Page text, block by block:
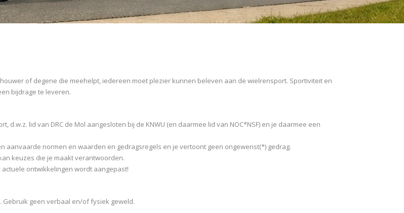
of degene die meehelpt, iedereen moet plezier kunnen beleven aan de wielrensport. Sportiviteit en
bijdrage te leveren.
lid van DRC de Mol aangesloten bij de KNWU (en daarmee lid van NOC*NSF) en je daarmee een
aanvaarde normen en waarden en gedragsregels en je vertoont geen ongewenst(*) gedrag.
keuzes die je maakt verantwoorden.
ontwikkelingen wordt aangepast!
geen verbaal en/of fysiek geweld.